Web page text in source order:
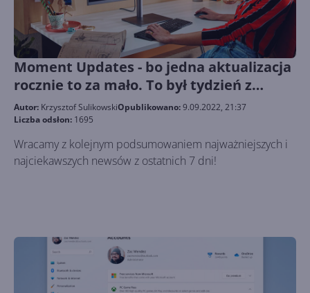
Moment Updates - bo jedna aktualizacja
rocznie to za mało. To był tydzień z
Microsoft 234
Autor: Krzysztof SulikowskiOpublikowano:9.09.2022, 21:37
Liczba odsłon: 1695
Wracamy z kolejnym podsumowaniem najważniejszych i
najciekawszych newsów z ostatnich 7 dni!